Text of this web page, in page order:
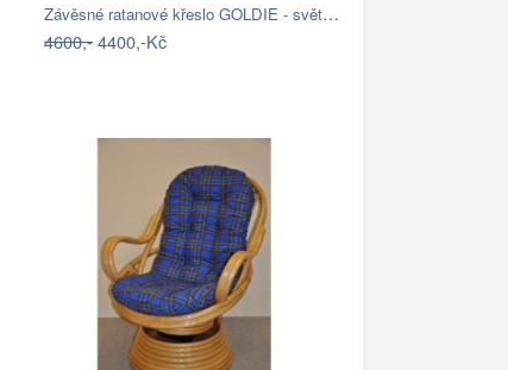
Závěsné ratanové křeslo GOLDIE - světlý…
4600,-4400,-Kč